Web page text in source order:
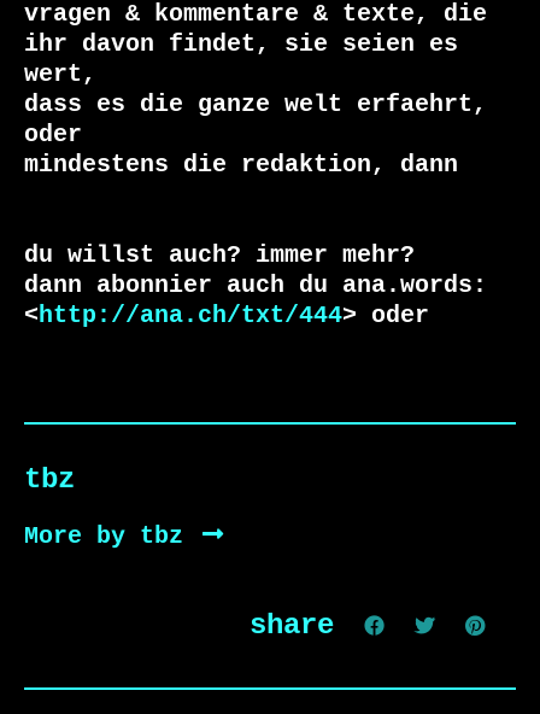
vragen & kommentare & texte, die
ihr davon findet, sie seien es
wert,
dass es die ganze welt erfaehrt,
oder
du willst auch? immer mehr?
dann abonnier auch du ana.words:
<http://ana.ch/txt/444> oder
tbz
More by tbz
share